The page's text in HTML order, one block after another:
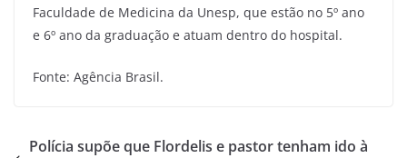
Faculdade de Medicina da Unesp, que estão no 5º ano
e 6º ano da graduação e atuam dentro do hospital.
Fonte: Agência Brasil.
Polícia supõe que Flordelis e pastor tenham ido à